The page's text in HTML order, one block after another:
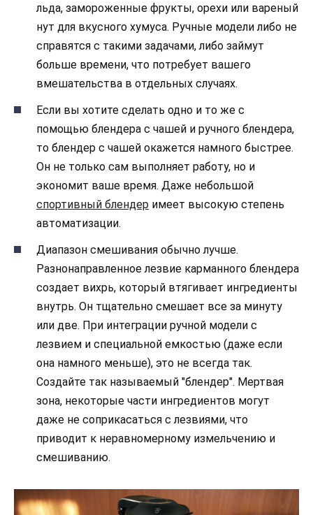
льда, замороженные фрукты, орехи или вареный
нут для вкусного хумуса. Ручные модели либо не
справятся с такими задачами, либо займут
больше времени, что потребует вашего
вмешательства в отдельных случаях.
Если вы хотите сделать одно и то же с
помощью блендера с чашей и ручного блендера,
то блендер с чашей окажется намного быстрее.
Он не только сам выполняет работу, но и
экономит ваше время. Даже небольшой
спортивный блендер имеет высокую степень
автоматизации.
Диапазон смешивания обычно лучше.
Разнонаправленное лезвие карманного блендера
создает вихрь, который втягивает ингредиенты
внутрь. Он тщательно смешает все за минуту
или две. При интеграции ручной модели с
лезвием и специальной емкостью (даже если
она намного меньше), это не всегда так.
Создайте так называемый "блендер". Мертвая
зона, некоторые части ингредиентов могут
даже не соприкасаться с лезвиями, что
приводит к неравномерному измельчению и
смешиванию.